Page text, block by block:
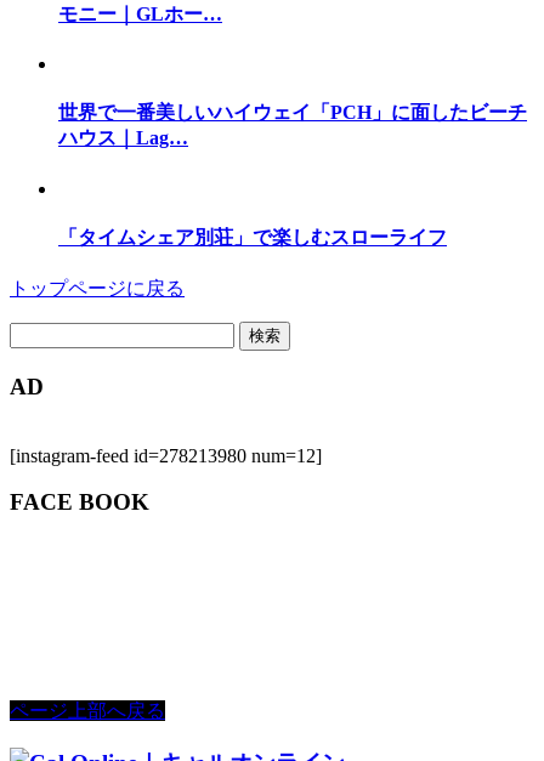
モニー｜GLホー…
世界で一番美しいハイウェイ「PCH」に面したビーチ
ハウス｜Lag…
「タイムシェア別荘」で楽しむスローライフ
トップページに戻る
AD
[instagram-feed id=278213980 num=12]
FACE BOOK
ページ上部へ戻る